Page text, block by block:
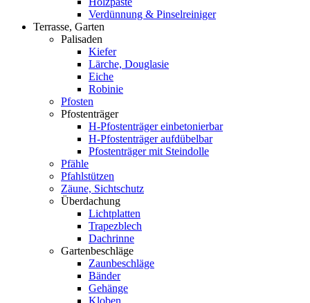
Verdünnung & Pinselreiniger
Terrasse, Garten
Palisaden
Kiefer
Lärche, Douglasie
Eiche
Robinie
Pfosten
Pfostenträger
H-Pfostenträger einbetonierbar
H-Pfostenträger aufdübelbar
Pfostenträger mit Steindolle
Pfähle
Pfahlstützen
Zäune, Sichtschutz
Überdachung
Lichtplatten
Trapezblech
Dachrinne
Gartenbeschläge
Zaunbeschläge
Bänder
Gehänge
Kloben